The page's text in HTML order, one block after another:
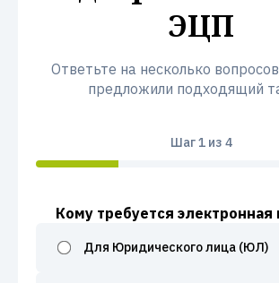
ЭЦП
Ответьте на несколько
предложили подходящий
Шаг1из 4
Кому требуется электронная
Для Юридического лица (ЮЛ)